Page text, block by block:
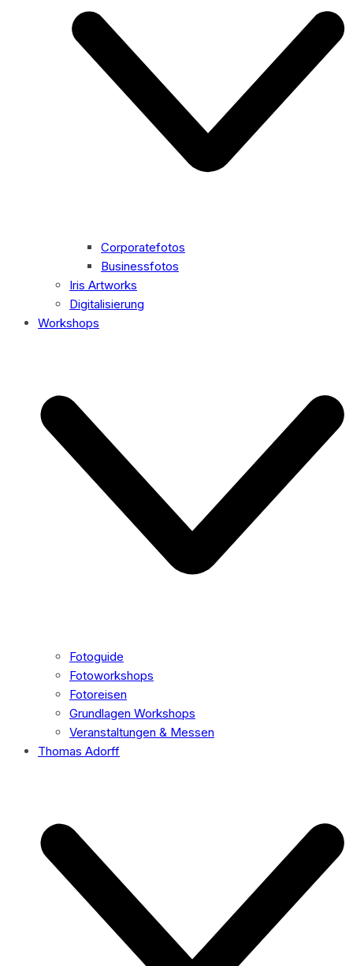
Corporatefotos
Businessfotos
Iris Artworks
Digitalisierung
Workshops
Fotoguide
Fotoworkshops
Fotoreisen
Grundlagen Workshops
Veranstaltungen & Messen
Thomas Adorff